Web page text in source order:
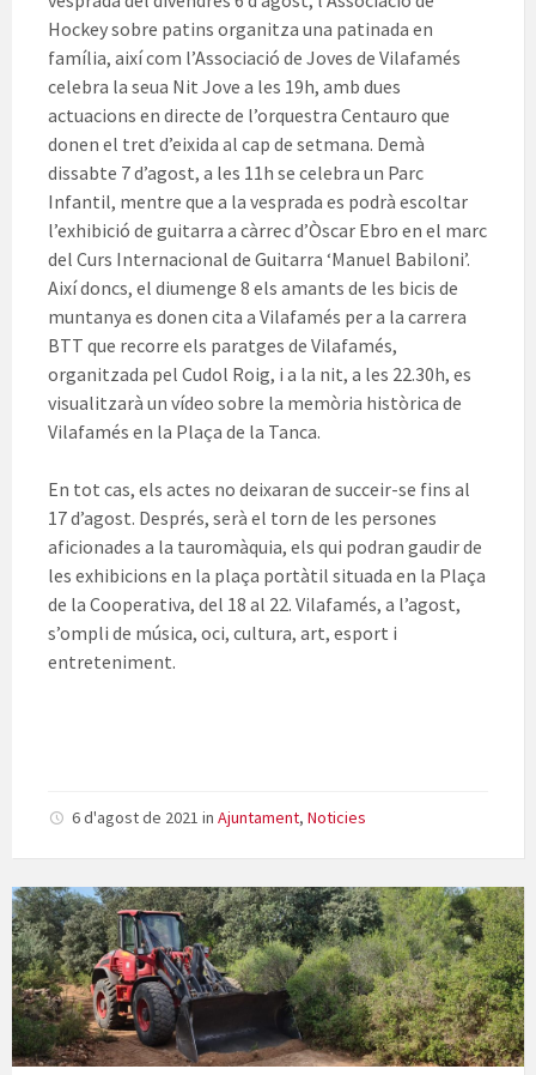
Hockey sobre patins organitza una patinada en
família, així com l’Associació de Joves de Vilafamés
celebra la seua Nit Jove a les 19h, amb dues
actuacions en directe de l’orquestra Centauro que
donen el tret d’eixida al cap de setmana. Demà
dissabte 7 d’agost, a les 11h se celebra un Parc
Infantil, mentre que a la vesprada es podrà escoltar
l’exhibició de guitarra a càrrec d’Òscar Ebro en el marc
del Curs Internacional de Guitarra ‘Manuel Babiloni’.
Així doncs, el diumenge 8 els amants de les bicis de
muntanya es donen cita a Vilafamés per a la carrera
BTT que recorre els paratges de Vilafamés,
organitzada pel Cudol Roig, i a la nit, a les 22.30h, es
visualitzarà un vídeo sobre la memòria històrica de
Vilafamés en la Plaça de la Tanca.
En tot cas, els actes no deixaran de succeir-se fins al
17 d’agost. Després, serà el torn de les persones
aficionades a la tauromàquia, els qui podran gaudir de
les exhibicions en la plaça portàtil situada en la Plaça
de la Cooperativa, del 18 al 22. Vilafamés, a l’agost,
s’ompli de música, oci, cultura, art, esport i
entreteniment.
6 d'agost de 2021 in Ajuntament, Noticies